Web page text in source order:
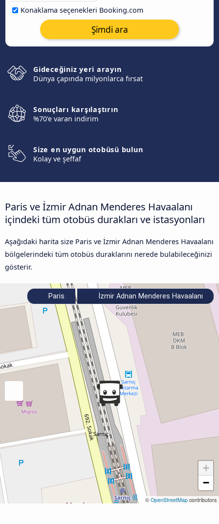
Konaklama seçenekleri Booking.com
Şimdi ara
Gideceğiniz yeri arayın
Dünya çapında milyonlarca fırsat
Sonuçları karşılaştırın
%70'e varan indirim
Size en uygun otobüsü bulun
Kolay ve şeffaf
Paris ve İzmir Adnan Menderes Havaalanı
içindeki tüm otobüs durakları ve istasyonları
Aşağıdaki harita size Paris ve İzmir Adnan Menderes Havaalanı
bölgelerindeki tüm otobüs duraklarını nerede bulabileceğinizi
gösterir.
+
−
© OpenStreetMap contributors
Paris İzmir Adnan Menderes Havaalanı